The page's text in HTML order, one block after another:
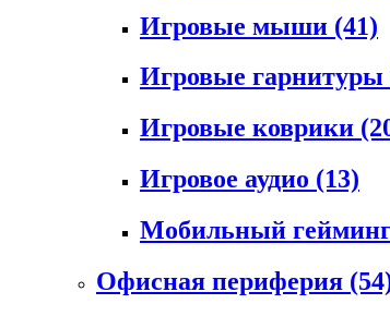
Игровые мыши (41)
Игровые гарнитуры
Игровые коврики
Игровое аудио (13)
Мобильный
Офисная периферия